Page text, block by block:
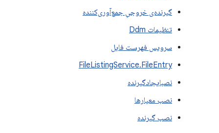
گیرنده‌ی خروجیِ جمع‌آوری‌کننده
تنظیمات Ddm
سرویس فهرست فایل
FileListingService.FileEntry
نصبایجادگیرنده
نصب معیارها
نصب گیرنده